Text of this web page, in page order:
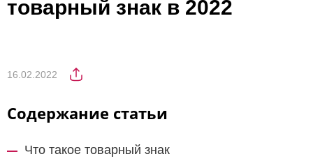
товарный знак в 2022
16.02.2022
Содержание статьи
Что такое товарный знак